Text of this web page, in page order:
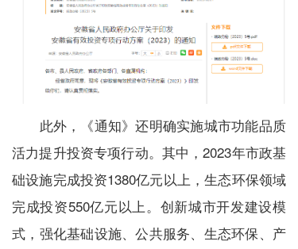
此外，《通知》还明确实施城市功能品质
活力提升投资专项行动。其中，2023年市政基
础设施完成投资1380亿元以上，生态环保领域
完成投资550亿元以上。创新城市开发建设模
式，强化基础设施、公共服务、生态环保、产